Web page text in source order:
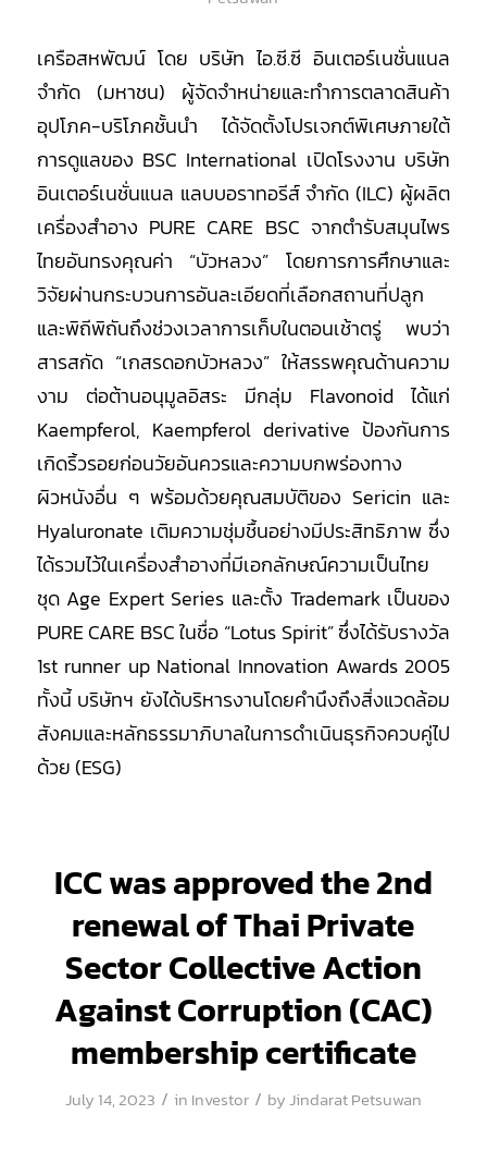
เครือสหพัฒน์ โดย บริษัท ไอ.ซี.ซี อินเตอร์เนชั่นแนล
จำกัด (มหาชน) ผู้จัดจำหน่ายและทำการตลาดสินค้า
อุปโภค-บริโภคชั้นนำ ได้จัดตั้งโปรเจกต์พิเศษภายใต้
การดูแลของ BSC International เปิดโรงงาน บริษัท
อินเตอร์เนชั่นแนล แลบบอราทอรีส์ จำกัด (ILC) ผู้ผลิต
เครื่องสำอาง PURE CARE BSC จากตำรับสมุนไพร
ไทยอันทรงคุณค่า “บัวหลวง” โดยการการศึกษาและ
วิจัยผ่านกระบวนการอันละเอียดที่เลือกสถานที่ปลูก
และพิถีพิถันถึงช่วงเวลาการเก็บในตอนเช้าตรู่ พบว่า
สารสกัด “เกสรดอกบัวหลวง” ให้สรรพคุณด้านความ
งาม ต่อต้านอนุมูลอิสระ มีกลุ่ม Flavonoid ได้แก่
Kaempferol, Kaempferol derivative ป้องกันการ
เกิดริ้วรอยก่อนวัยอันควรและความบกพร่องทาง
ผิวหนังอื่น ๆ พร้อมด้วยคุณสมบัติของ Sericin และ
Hyaluronate เติมความชุ่มชื้นอย่างมีประสิทธิภาพ ซึ่ง
ได้รวมไว้ในเครื่องสำอางที่มีเอกลักษณ์ความเป็นไทย
ชุด Age Expert Series และตั้ง Trademark เป็นของ
PURE CARE BSC ในชื่อ “Lotus Spirit” ซึ่งได้รับรางวัล
1st runner up National Innovation Awards 2005
ทั้งนี้ บริษัทฯ ยังได้บริหารงานโดยคำนึงถึงสิ่งแวดล้อม
สังคมและหลักธรรมาภิบาลในการดำเนินธุรกิจควบคู่ไป
ด้วย (ESG)
ICC was approved the 2nd
renewal of Thai Private
Sector Collective Action
Against Corruption (CAC)
membership certificate
July 14, 2023 / in Investor / byJindarat Petsuwan